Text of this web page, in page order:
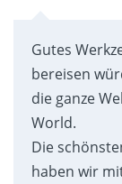
Gutes
bereisen
die ganze
World.
Die
haben wir